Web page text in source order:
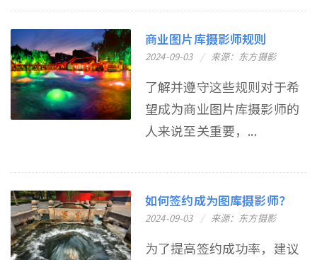
商业图片库摄影师规则
2024-09-03 来源：东方摄影
了解并遵守这些规则对于希
望成为商业图片库摄影师的
人来说至关重要，...
如何签约成为图库摄影师？
2024-09-03 来源：东方摄影
为了提高签约成功率，建议